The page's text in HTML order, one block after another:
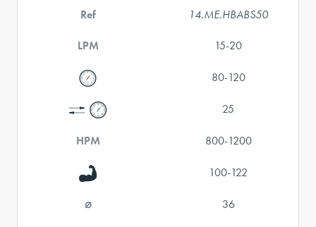
Ref 14.ME.HBABS50
LPM 15-20
80-120
25
HPM 800-1200
100-122
⌀ 36